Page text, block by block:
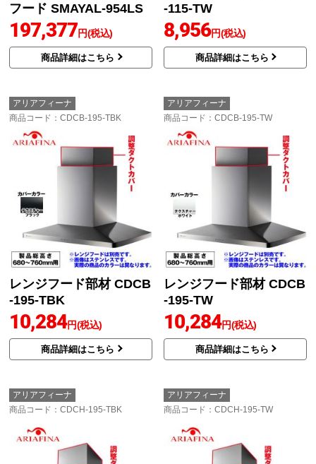
フード SMAYAL-954LS
197,377円(税込)
商品詳細はこちら
-115-TW
8,956円(税込)
商品詳細はこちら
アリアフィーナ
商品コード ：CDCB-195-TBK
レンジフード部材 CDCB
-195-TBK
10,284円(税込)
商品詳細はこちら
アリアフィーナ
商品コード ：CDCB-195-TW
レンジフード部材 CDCB
-195-TW
10,284円(税込)
商品詳細はこちら
アリアフィーナ
商品コード ：CDCH-195-TBK
アリアフィーナ
商品コード ：CDCH-195-TW